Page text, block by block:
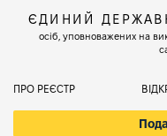
ЄДИНИЙ
осіб, уповноважених на
ПРО РЕЄСТР